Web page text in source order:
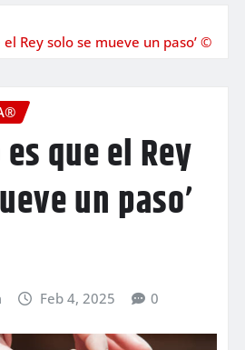
el Rey solo se mueve un paso’ ©
que el Rey
un paso’
Feb 4, 2025 0